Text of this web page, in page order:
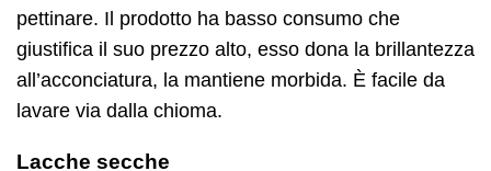
pettinare. Il prodotto ha basso consumo che
giustifica il suo prezzo alto, esso dona la brillantezza
all’acconciatura, la mantiene morbida. È facile da
lavare via dalla chioma.
Lacche secche